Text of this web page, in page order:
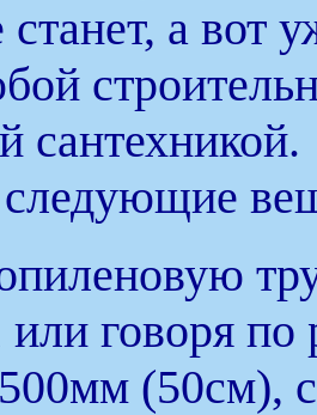
а вот
сантехникой.
говоря
(50см),